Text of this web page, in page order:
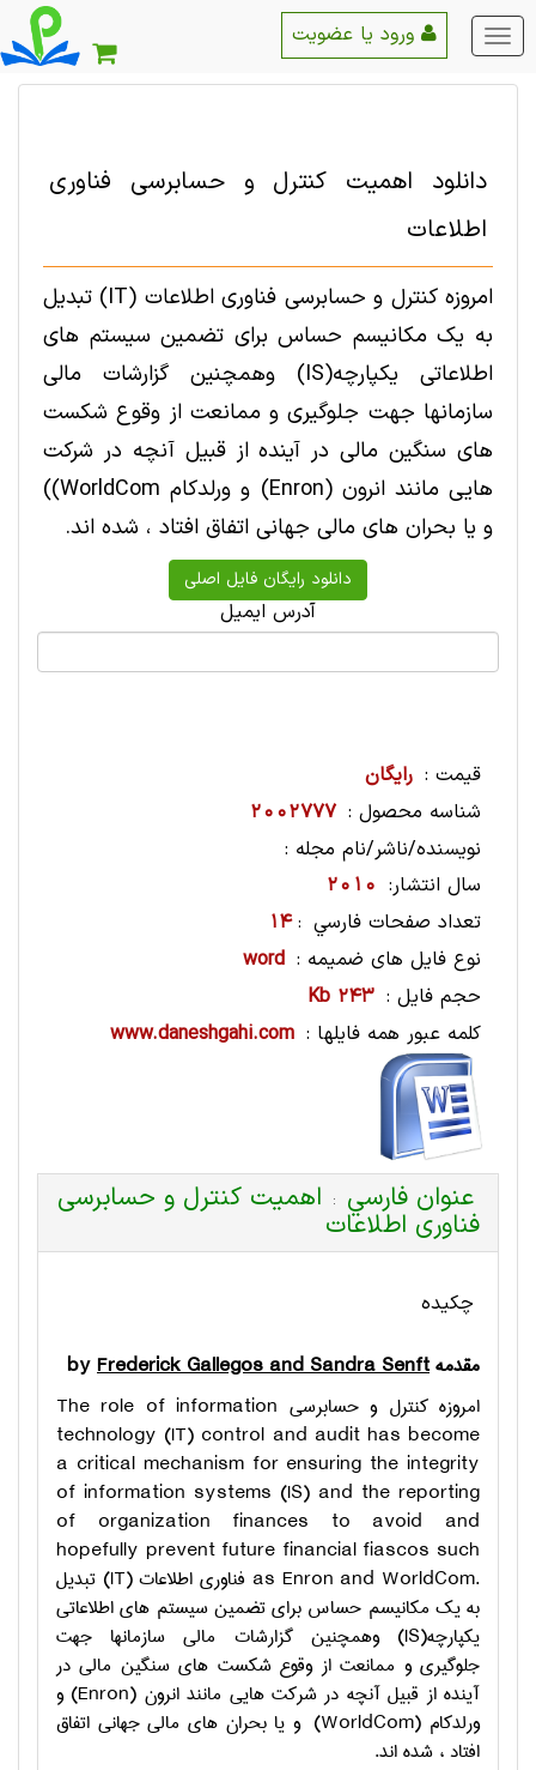
منو
اصلی
دانلود اهمیت کنترل و حسابرسی فناوری
اطلاعات
امروزه کنترل و حسابرسی فناوری اطلاعات (IT) تبدیل
به یک مکانیسم حساس برای تضمین سیستم های
اطلاعاتی یکپارچه(IS) وهمچنين گزارشات مالی
سازمانها جهت جلوگیری و ممانعت از وقوع شکست
های سنگین مالی در آینده از قبیل آنچه در شرکت
هایی مانند انرون (Enron) و ورلدکام WorldCom))
و یا بحران های مالی جهانی اتفاق افتاد ، شده اند.
آدرس ایمیل
قیمت : رایگان
شناسه محصول : 2002777
نویسنده/ناشر/نام مجله :
سال انتشار: 2010
تعداد صفحات فارسي :
14
نوع فایل های ضمیمه : word
حجم فایل : 243 Kb
کلمه عبور همه فایلها : www.daneshgahi.com
عنوان فارسي : اهمیت کنترل و حسابرسی
فناوری اطلاعات
چکیده
مقدمه byFrederick Gallegos and Sandra Senft
امروزه کنترل و حسابرسی The role of information
technology (IT) control and audit has become
a critical mechanism for ensuring the integrity
of information systems (IS) and the reporting
of organization finances to avoid and
hopefully prevent future financial fiascos such
as Enron and WorldCom. فناوری اطلاعات (IT) تبدیل
به یک مکانیسم حساس برای تضمین سیستم های اطلاعاتی
یکپارچه(IS) وهمچنين گزارشات مالی سازمانها جهت
جلوگیری و ممانعت از وقوع شکست های سنگین مالی در
آینده از قبیل آنچه در شرکت هایی مانند انرون (Enron) و
ورلدکام WorldCom)) و یا بحران های مالی جهانی اتفاق
افتاد ، شده اند.